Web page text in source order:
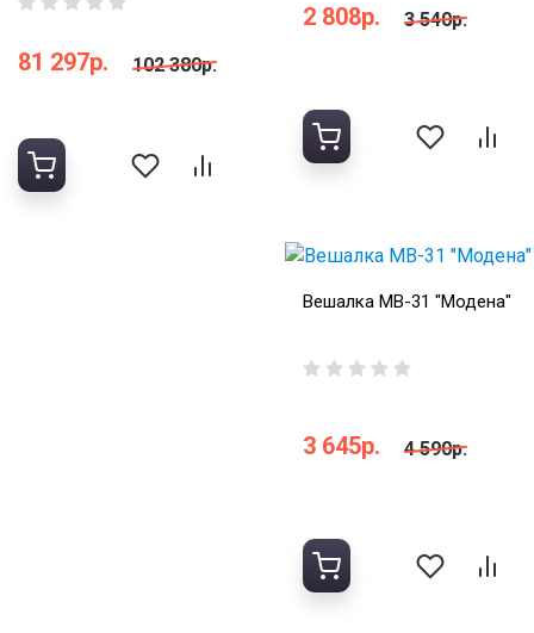
81 297р. 102 380р.
2 808р. 3 540р.
Вешалка МВ-31 "Модена"
3 645р. 4 590р.